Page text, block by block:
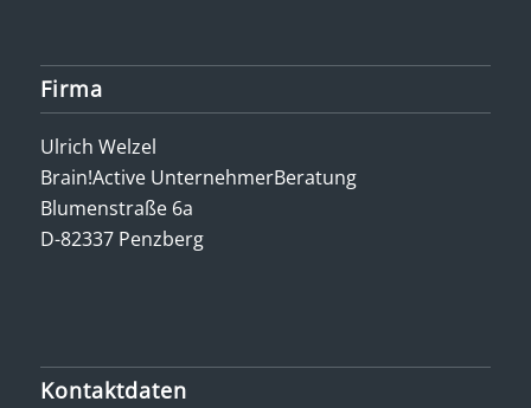
Firma
Ulrich Welzel
Brain!Active UnternehmerBeratung
Blumenstraße 6a
D-82337 Penzberg
Kontaktdaten